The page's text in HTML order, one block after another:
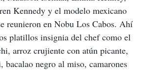
Kennedy y el modelo mexicano
reunieron en Nobu Los Cabos. Ahí
platillos insignia del chef como el
arroz crujiente con atún picante,
bacalao negro al miso, camarones